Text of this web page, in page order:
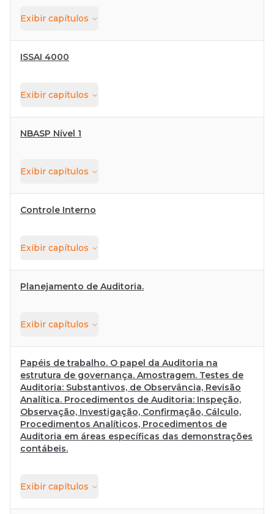
Exibir capítulos
ISSAI 4000
Exibir capítulos
NBASP Nível 1
Exibir capítulos
Controle Interno
Exibir capítulos
Planejamento de Auditoria.
Exibir capítulos
Papéis de trabalho. O papel da Auditoria na
estrutura de governança. Amostragem. Testes de
Auditoria: Substantivos, de Observância, Revisão
Analítica. Procedimentos de Auditoria: Inspeção,
Observação, Investigação, Confirmação, Cálculo,
Procedimentos Analíticos, Procedimentos de
Auditoria em áreas específicas das demonstrações
contábeis.
Exibir capítulos